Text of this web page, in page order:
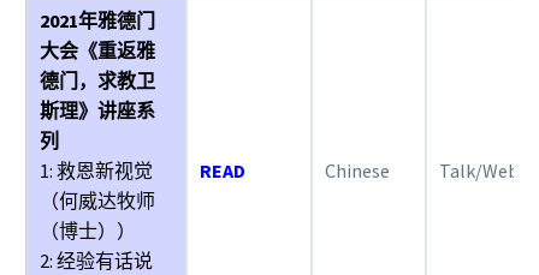
2021年雅德门
大会《重返雅
德门，求教卫
斯理》讲座系
列
1: 救恩新视觉
（何威达牧师
（博士））
2: 经验有话说
READ Chinese Talk/